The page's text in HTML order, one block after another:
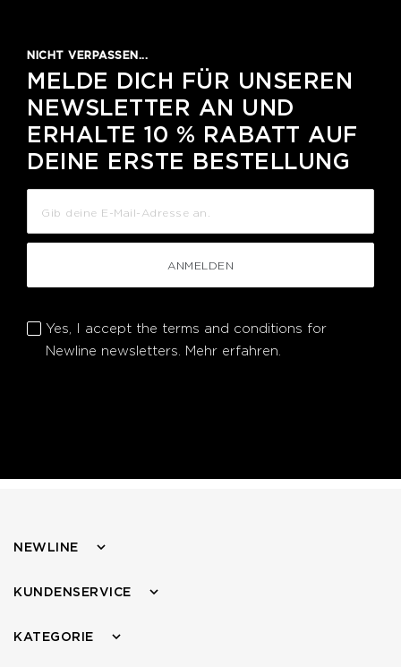
NICHT VERPASSEN...
MELDE DICH FÜR UNSEREN
NEWSLETTER AN UND
ERHALTE 10 % RABATT AUF
DEINE ERSTE BESTELLUNG
ANMELDEN
Yes, I accept the terms and conditions for
Newline newsletters. Mehr erfahren.
NEWLINE
KUNDENSERVICE
KATEGORIE